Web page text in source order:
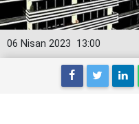
13:00
06 Nisan 2023